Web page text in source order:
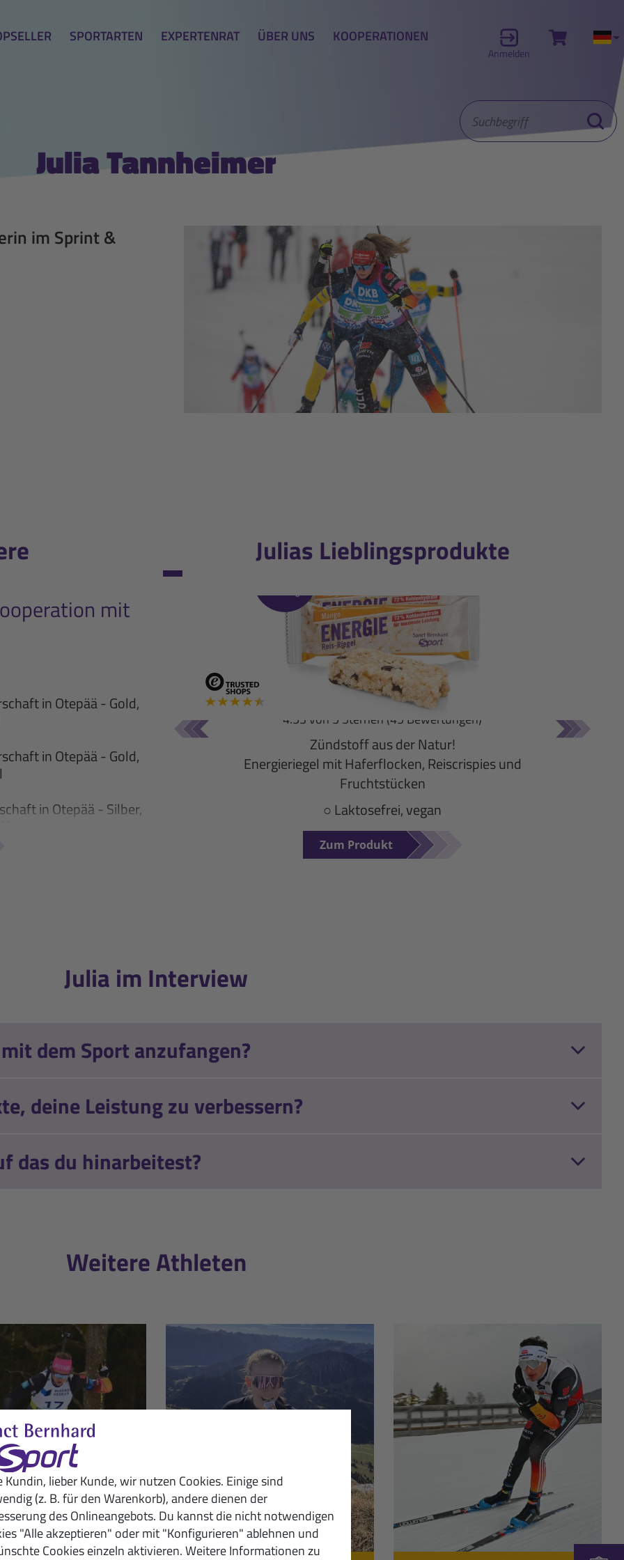
Kundin, lieber Kunde, wir nutzen Cookies. Einige sind
(z. B. für den Warenkorb), andere dienen der
des Onlineangebots. Du kannst die nicht notwendigen
"Alle akzeptieren" oder mit "Konfigurieren" ablehnen und
Cookies einzeln aktivieren. Weitere Informationen zu
SPORTARTEN EXPERTENRAT ÜBER UNS KOOPERATIONEN
Anmelden Zum
Suchbegriff
Suche
Julia Tannheimer
im Sprint &
mit
in Otepää - Gold,
in Otepää - Gold,
in Otepää - Silber,
in Otepää - Silber,
in
in
in
in Forni Avoltri
Julias Lieblingsprodukte
+BCAA
noch nie. Der
einer Tube.
Energie Reis-Riegel
Mango: 11er-Packung (550 g)
4.53 von 5 Sternen (45 Bewertungen)
Zündstoff aus der Natur!
Energieriegel mit Haferflocken, Reiscrispies und
Fruchtstücken
○ Laktosefrei, vegan
Zum Produkt
Julia im Interview
dem Sport anzufangen?
deine Leistung zu verbessern?
das du hinarbeitest?
Weitere Athleten